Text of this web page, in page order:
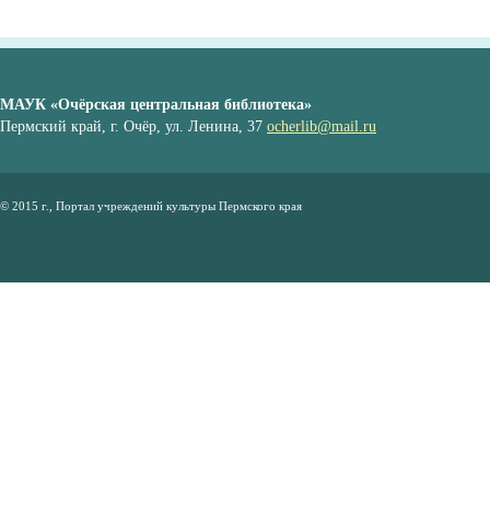
МАУК «Очёрская центральная библиотека»
Пермский край, г. Очёр, ул. Ленина, 37 ocherlib@mail.ru
© 2015 г., Портал учреждений культуры Пермского края